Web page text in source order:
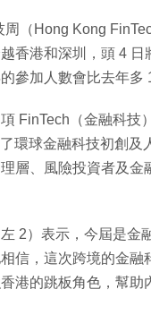
周（Hong Kong
香港和深圳，頭 4
參加人數會比去年多
FinTech（金融科技
環球金融科技初創
層、風險投資者及
2）表示，今屆是金
信，這次跨境的金
港的跳板角色，幫